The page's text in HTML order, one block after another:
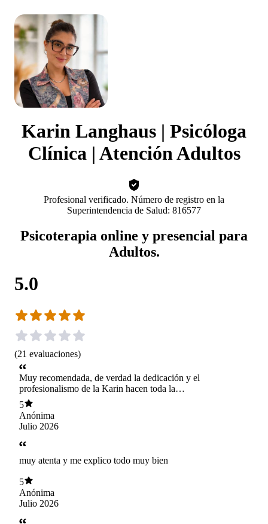
Karin Langhaus | Psicóloga
Clínica | Atención Adultos
Profesional verificado. Número de registro en la
Superintendencia de Salud: 816577
Psicoterapia online y presencial para
Adultos.
5.0
(21 evaluaciones)
Muy recomendada, de verdad la dedicación y el
profesionalismo de la Karin hacen toda la
diferencia, veo muchos cambios, estoy dejando
las cosas que me hacen sufrir, el alivio es
impagable, me siento mucho más tranquila en
comparación a cuando comencé, lo juro
5
Anónima
Julio 2026
muy atenta y me explico todo muy bien
5
Anónima
Julio 2026